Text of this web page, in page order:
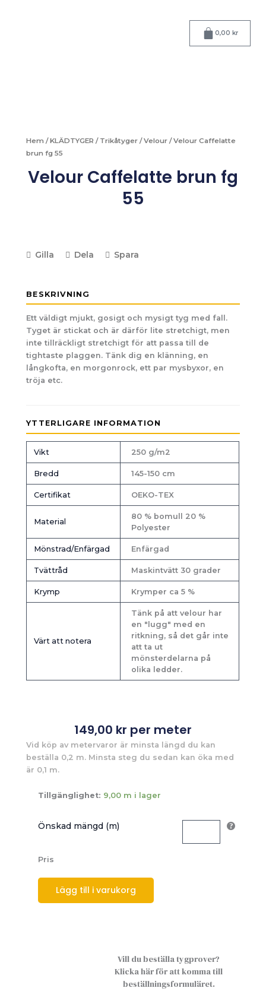
0,00 kr
Varukorg
Hem /KLÄDTYGER / Trikåtyger /Velour / Velour Caffelatte
brun fg 55
Velour Caffelatte brun fg
55
Gilla Dela Spara
BESKRIVNING
Ett väldigt mjukt, gosigt och mysigt tyg med fall.
Tyget är stickat och är därför lite stretchigt, men
inte tillräckligt stretchigt för att passa till de
tightaste plaggen. Tänk dig en klänning, en
långkofta, en morgonrock, ett par mysbyxor, en
tröja etc.
YTTERLIGARE INFORMATION
Vikt 250 g/m2
Bredd 145-150 cm
Certifikat OEKO-TEX
Material
80 % bomull 20 %
Polyester
Mönstrad/Enfärgad Enfärgad
Tvättråd Maskintvätt 30 grader
Krymp Krymper ca 5 %
Värt att notera
Tänk på att velour har
en "lugg" med en
ritkning, så det går inte
att ta ut
mönsterdelarna på
olika ledder.
149,00 kr per meter
Vid köp av metervaror är minsta längd du kan
beställa 0,2 m. Minsta steg du sedan kan öka med
är 0,1 m.
Tillgänglighet: 9,00 m i lager
Önskad mängd (m)
Pris
Lägg till i varukorg
Vill du beställa tygprover?
Klicka här för att komma till
beställningsformuläret.